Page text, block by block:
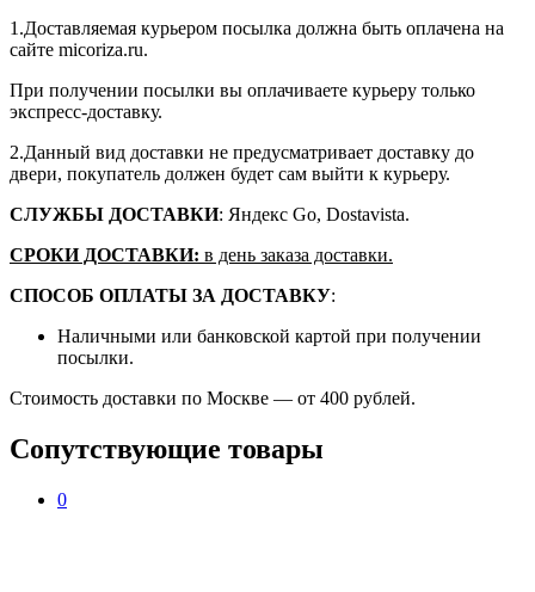
1.Доставляемая курьером посылка должна быть оплачена на
сайте micoriza.ru.
При получении посылки вы оплачиваете курьеру только
экспресс-доставку.
2.Данный вид доставки не предусматривает доставку до
двери, покупатель должен будет сам выйти к курьеру.
СЛУЖБЫ ДОСТАВКИ: Яндекс Go, Dostavista.
СРОКИ ДОСТАВКИ: в день заказа доставки.
СПОСОБ ОПЛАТЫ ЗА ДОСТАВКУ:
Наличными или банковской картой при получении
посылки.
Стоимость доставки по Москве — от 400 рублей.
Сопутствующие товары
0